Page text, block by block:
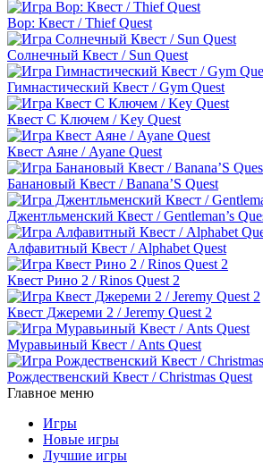
Вор: Квест / Thief Quest
Солнечный Квест / Sun Quest
Гимнастический Квест / Gym Quest
Квест С Ключем / Key Quest
Квест Аяне / Ayane Quest
Банановый Квест / Banana’S Quest
Джентльменский Квест / Gentleman’s
Алфавитный Квест / Alphabet Quest
Квест Рино 2 / Rinos Quest 2
Квест Джереми 2 / Jeremy Quest 2
Муравьиный Квест / Ants Quest
Рождественский Квест / Christmas Quest
Главное меню
Игры
Новые игры
Лучшие игры